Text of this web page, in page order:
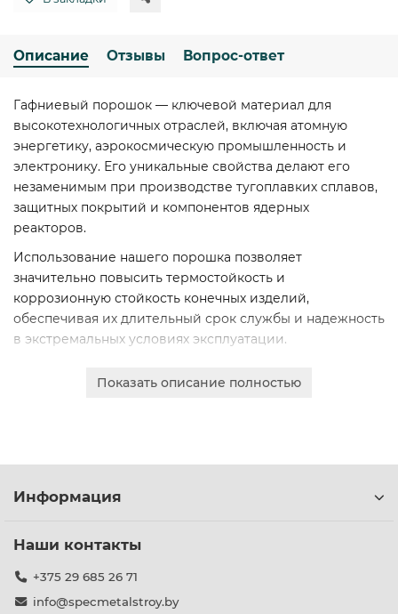
Описание Отзывы Вопрос-ответ
Гафниевый порошок — ключевой материал для
высокотехнологичных отраслей, включая атомную
энергетику, аэрокосмическую промышленность и
электронику. Его уникальные свойства делают его
незаменимым при производстве тугоплавких сплавов,
защитных покрытий и компонентов ядерных
реакторов.
Использование нашего порошка позволяет
значительно повысить термостойкость и
коррозионную стойкость конечных изделий,
обеспечивая их длительный срок службы и надежность
в экстремальных условиях эксплуатации.
соответствующую строгим техническим условиям (ТУ
Для вашего производства доступны различные марки
оптимальное решение под конкретные технические
Показать описание полностью
Информация
Наши контакты
+375 29 685 26 71
info@specmetalstroy.by